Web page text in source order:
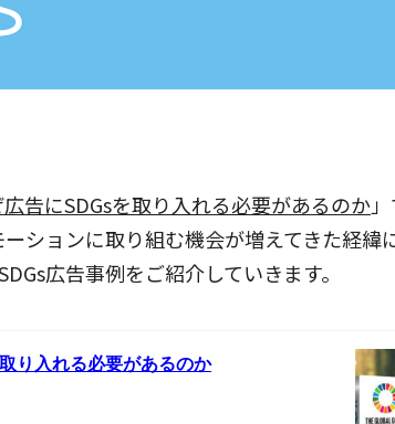
告にSDGsを取り入れる必要があるのか
ションに取り組む機会が増えてきた経緯
広告事例をご紹介していきます。